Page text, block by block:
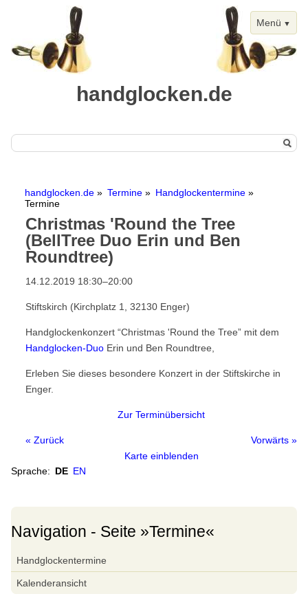
Menü
handglocken.de
Handglocken
Chimes
Termine
Weltkarte
Afrika
Internationales Handglocken Symposium
Glossar
Glossar
handglocken.de Termine
Handglockentermine
Termine
Christmas 'Round the Tree
(BellTree Duo Erin und Ben
Roundtree)
14.12.2019 18:30–20:00
Stiftskirch (Kirchplatz 1, 32130 Enger)
Handglockenkonzert “Christmas 'Round the Tree” mit dem
Handglocken-Duo Erin und Ben Roundtree,
Erleben Sie dieses besondere Konzert in der Stiftskirche in
Enger.
Zur Terminübersicht
« Zurück
Vorwärts »
Karte einblenden
Sprache: DE EN
Navigation - Seite »Termine«
überspringen
Handglockentermine
Kalenderansicht